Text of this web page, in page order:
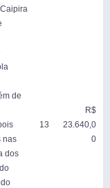
de
nas
dos
13
R$
23.640,0
0